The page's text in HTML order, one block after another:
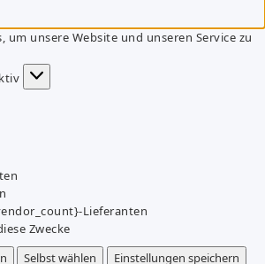
um unsere Website und unseren Service zu
Lieferanten
Zwecke
Selbst wählen
Einstellungen speichern